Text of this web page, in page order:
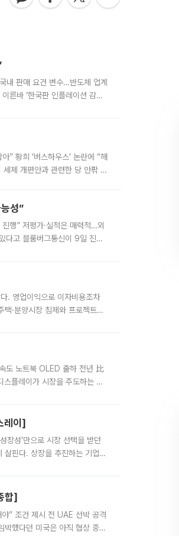
내 판매 요건 변수…반도체 업계
른바 ‘한국판 인플레이션 감축
” 황희 ‘버스하우스’ 논란에 “해
제 개편안과 관련한 당 안팎 의
성”
행” 저평가·실적은 매력적…외
다고 블룸버그통신이 9일 진단
. 영업이익으로 이자비용조차
·분양시장 침체와 프로젝트파
도 노트북 OLED 출하 전년 比
플레이가 시장을 주도하는 가
레이]
장성’만으로 시장 선택을 받던
살핀다. 상장을 추진하는 기업들
합]
” 조건 제시 전 UAE 선박 공격
했다던 미국은 아직 협상 중이